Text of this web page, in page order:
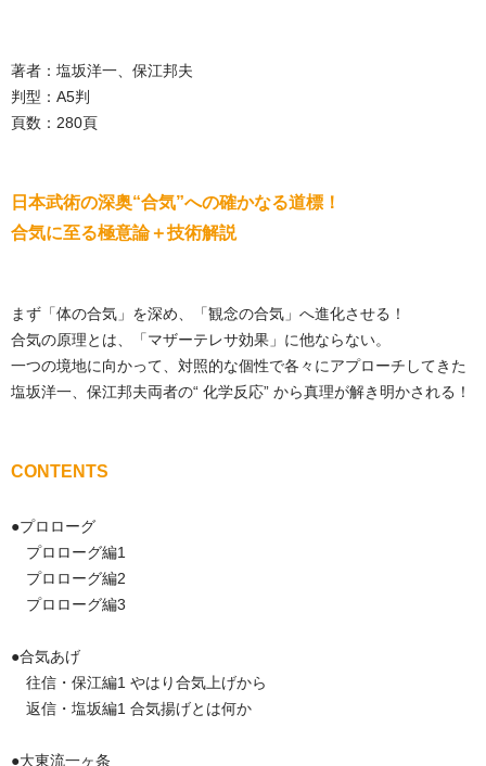
著者：塩坂洋一、保江邦夫
判型：A5判
頁数：280頁
日本武術の深奥“合気”への確かなる道標！
合気に至る極意論＋技術解説
まず「体の合気」を深め、「観念の合気」へ進化させる！
合気の原理とは、「マザーテレサ効果」に他ならない。
一つの境地に向かって、対照的な個性で各々にアプローチしてきた
塩坂洋一、保江邦夫両者の“ 化学反応” から真理が解き明かされる！
CONTENTS
●プロローグ
プロローグ編1
プロローグ編2
プロローグ編3
●合気あげ
往信・保江編1 やはり合気上げから
返信・塩坂編1 合気揚げとは何か
●大東流一ヶ条